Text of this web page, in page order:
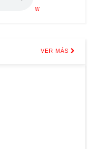
w
VER MÁS